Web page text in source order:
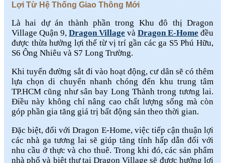
Lợi Từ Hệ Thống Giao Thông Mới
Là hai dự án thành phần trong Khu đô thị Dragon
Village Quận 9, Dragon Village và Dragon E-Home đều
được thừa hưởng lợi thế từ vị trí gần các ga S5 Phú Hữu,
S6 Ông Nhiêu và S7 Long Trường.
Khi tuyến đường sắt đi vào hoạt động, cư dân sẽ có thêm
lựa chọn di chuyển nhanh chóng đến khu trung tâm
TP.HCM cũng như sân bay Long Thành trong tương lai.
Điều này không chỉ nâng cao chất lượng sống mà còn
góp phần gia tăng giá trị bất động sản theo thời gian.
Đặc biệt, đối với Dragon E-Home, việc tiếp cận thuận lợi
các nhà ga tương lai sẽ giúp tăng tính hấp dẫn đối với
nhu cầu ở thực và cho thuê. Trong khi đó, các sản phẩm
nhà phố và biệt thự tại Dragon Village sẽ được hưởng lợi